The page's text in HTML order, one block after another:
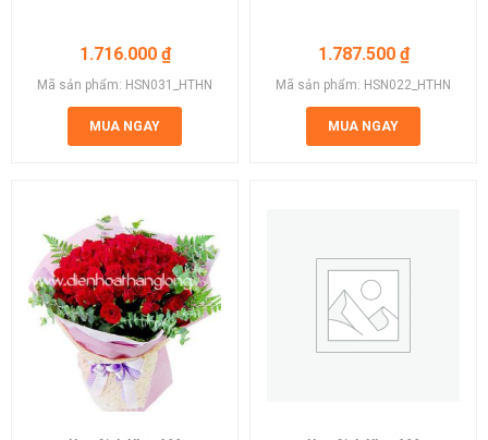
1.716.000 ₫
Mã sản phẩm: HSN031_HTHN
MUA NGAY
1.787.500 ₫
Mã sản phẩm: HSN022_HTHN
MUA NGAY